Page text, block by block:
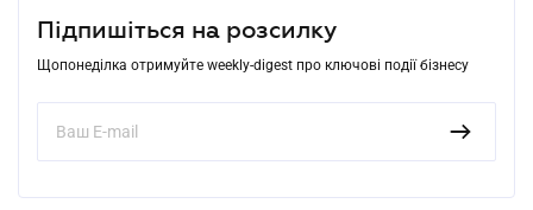
Підпишіться на розсилку
Щопонеділка отримуйте weekly-digest про ключові події бізнесу